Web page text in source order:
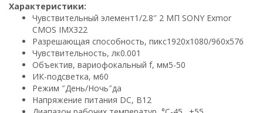
Характеристики:
Чувствительный элемент1/2.8″ 2 МП SONY Exmor
CMOS IMX322
Разрешающая способность, пикс1920х1080/960х576
Чувствительность, лк0.001
Объектив, вариофокальный f, мм5-50
ИК-подсветка, м60
Режим ″День/Ночь″да
Напряжение питания DC, В12